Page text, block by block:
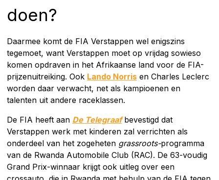
doen?
Daarmee komt de FIA Verstappen wel enigszins
tegemoet, want Verstappen moet op vrijdag sowieso
komen opdraven in het Afrikaanse land voor de FIA-
prijzenuitreiking. Ook Lando Norris en Charles Leclerc
worden daar verwacht, net als kampioenen en
talenten uit andere raceklassen.
De FIA heeft aan De Telegraafbevestigd dat
Verstappen werk met kinderen zal verrichten als
onderdeel van het zogeheten grassroots-programma
van de Rwanda Automobile Club (RAC). De 63-voudig
Grand Prix-winnaar krijgt ook uitleg over een